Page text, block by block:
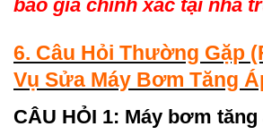
báo giá chính xác tại nhà
6. Câu Hỏi Thường Gặp
Vụ Sửa Máy Bơm Tăng
CÂU HỎI 1: Máy bơm